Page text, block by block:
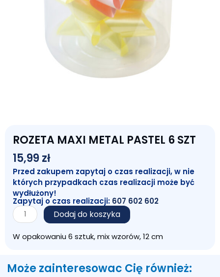
ROZETA MAXI METAL PASTEL 6 SZT
15,99zł
Przed zakupem zapytaj o czas realizacji, w nie
których przypadkach czas realizacji może być
wydłużony!
Zapytaj o czas realizacji: 607 602 602
ilość
ROZETA
MAXI
METAL
6
Dodaj do koszyka
W opakowaniu 6 sztuk, mix wzorów, 12 cm
Może zainteresowac Cię również: